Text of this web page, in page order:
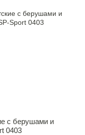
с берушами и
0403